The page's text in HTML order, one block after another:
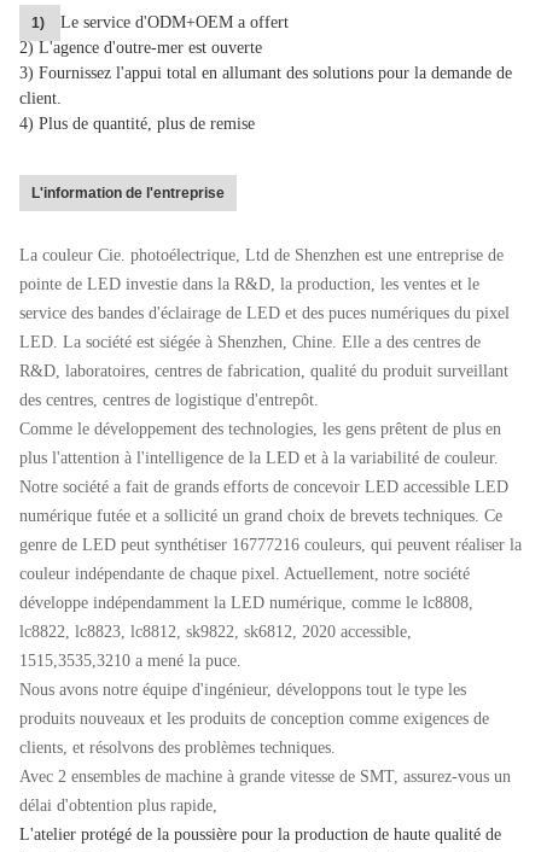
1)
Le service d'ODM+OEM a offert
2) L'agence d'outre-mer est ouverte
3) Fournissez l'appui total en allumant des solutions pour la demande de
client.
4) Plus de quantité, plus de remise
L'information de l'entreprise
La couleur Cie. photoélectrique, Ltd de Shenzhen est une entreprise de
pointe de LED investie dans la R&D, la production, les ventes et le
service des bandes d'éclairage de LED et des puces numériques du pixel
LED. La société est siégée à Shenzhen, Chine. Elle a des centres de
R&D, laboratoires, centres de fabrication, qualité du produit surveillant
des centres, centres de logistique d'entrepôt.
Comme le développement des technologies, les gens prêtent de plus en
plus l'attention à l'intelligence de la LED et à la variabilité de couleur.
Notre société a fait de grands efforts de concevoir LED accessible LED
numérique futée et a sollicité un grand choix de brevets techniques. Ce
genre de LED peut synthétiser 16777216 couleurs, qui peuvent réaliser la
couleur indépendante de chaque pixel. Actuellement, notre société
développe indépendamment la LED numérique, comme le lc8808,
lc8822, lc8823, lc8812, sk9822, sk6812, 2020 accessible,
1515,3535,3210 a mené la puce.
Nous avons notre équipe d'ingénieur, développons tout le type les
produits nouveaux et les produits de conception comme exigences de
clients, et résolvons des problèmes techniques.
Avec 2 ensembles de machine à grande vitesse de SMT, assurez-vous un
délai d'obtention plus rapide,
L'atelier protégé de la poussière pour la production de haute qualité de